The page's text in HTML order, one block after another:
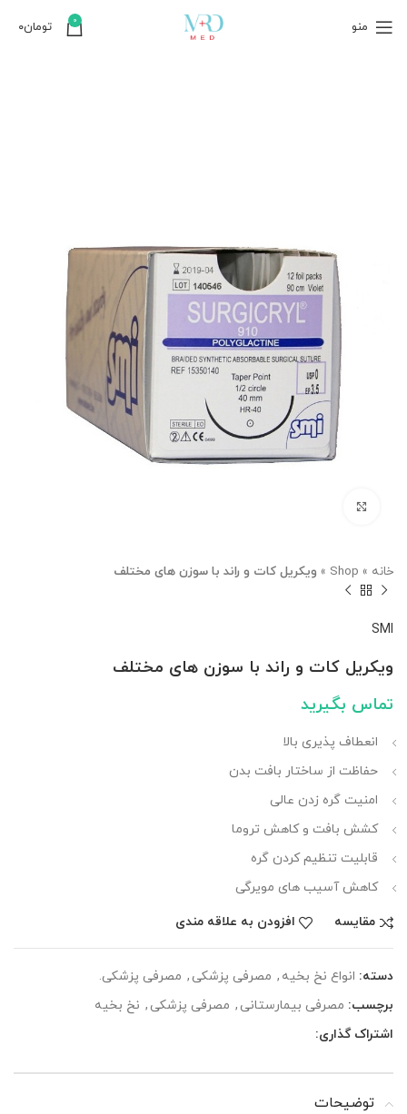
منو 0 تومان۰
خانه »
Shop
» ویکریل کات و راند با سوزن های مختلف
SMI
ویکریل کات و راند با سوزن های مختلف
تماس بگیرید
انعطاف پذیری بالا
حفاظت از ساختار بافت بدن
امنیت گره زدن عالی
کشش بافت و کاهش تروما
قابلیت تنظیم کردن گره
کاهش آسیب های مویرگی
مقایسه افزودن به علاقه مندی
دسته: انواع نخ بخیه , مصرفی پزشکی , مصرفی پزشکی.
برچسب: مصرفی بیمارستانی , مصرفی پزشکی , نخ بخیه
اشتراک گذاری:
توضیحات